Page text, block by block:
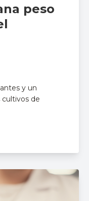
peso
y un
de